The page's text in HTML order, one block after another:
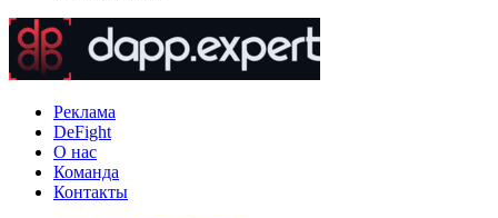
Реклама
DeFight
О нас
Команда
Контакты